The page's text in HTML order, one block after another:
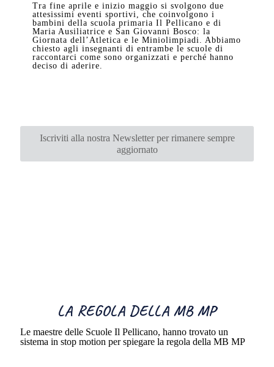
Tra fine aprile e inizio maggio si svolgono due
attesissimi eventi sportivi, che coinvolgono i
bambini della scuola primaria Il Pellicano e di
Maria Ausiliatrice e San Giovanni Bosco: la
Giornata dell’Atletica e le Miniolimpiadi. Abbiamo
chiesto agli insegnanti di entrambe le scuole di
raccontarci come sono organizzati e perché hanno
deciso di aderire.
Iscriviti alla nostra Newsletter per rimanere sempre
aggiornato
LA REGOLA DELLA MB MP
Le maestre delle Scuole Il Pellicano, hanno trovato un
sistema in stop motion per spiegare la regola della MB MP